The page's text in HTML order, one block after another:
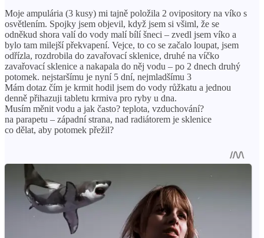
Moje ampulária (3 kusy) mi tajně položila 2 ovipository na víko s
osvětlením. Spojky jsem objevil, když jsem si všiml, že se
odněkud shora valí do vody malí bílí šneci – zvedl jsem víko a
bylo tam milejší překvapení. Vejce, to co se začalo loupat, jsem
odřízla, rozdrobila do zavařovací sklenice, druhé na víčko
zavařovací sklenice a nakapala do něj vodu – po 2 dnech druhý
potomek. nejstaršímu je nyní 5 dní, nejmladšímu 3
Mám dotaz čím je krmit hodil jsem do vody růžkatu a jednou
denně přihazuji tabletu krmiva pro ryby u dna.
Musím měnit vodu a jak často? teplota, vzduchování?
na parapetu – západní strana, nad radiátorem je sklenice
co dělat, aby potomek přežil?